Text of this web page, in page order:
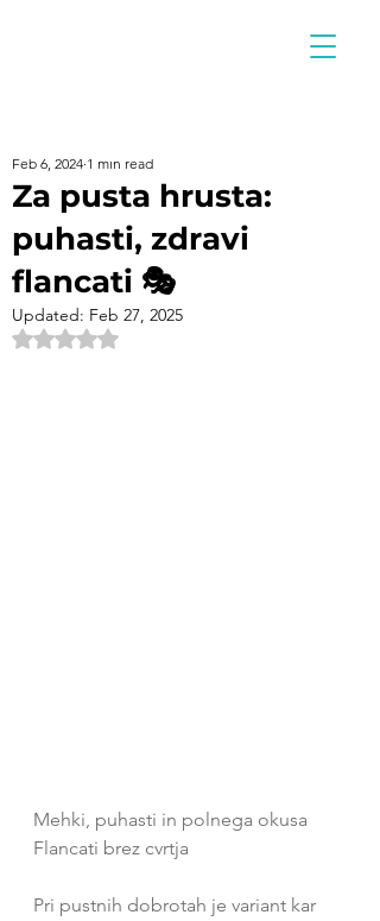
Za pusta hrusta:
puhasti, zdravi
flancati 🎭
Feb 6, 2024 1 min read
Updated: Feb 27, 2025
Rated NaN out of 5 stars.
Mehki, puhasti in polnega okusa
Flancati brez cvrtja
Pri pustnih dobrotah je variant kar